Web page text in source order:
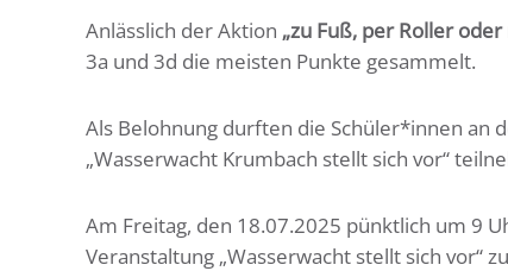
Anlässlich der Aktion „zu Fuß, per Roller
3a und 3d die meisten Punkte gesammelt.
Als Belohnung durften die Schüler*innen an
„Wasserwacht Krumbach stellt sich vor“
Am Freitag, den 18.07.2025 pünktlich um 9
Veranstaltung „Wasserwacht stellt sich vor“